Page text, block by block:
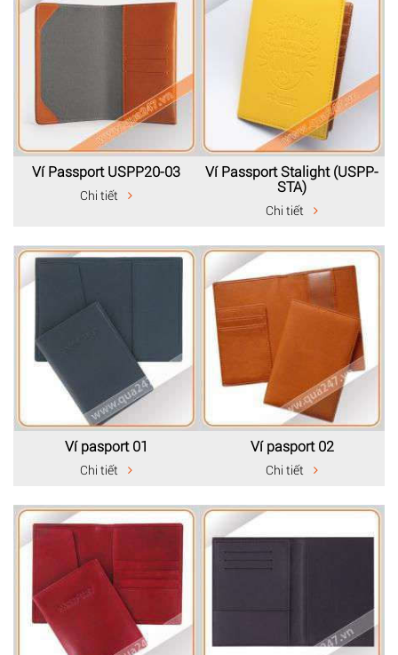
Ví Passport USPP20-03
Chi tiết
Ví Passport Stalight (USPP-
STA)
Chi tiết
Ví pasport 01
Chi tiết
Ví pasport 02
Chi tiết